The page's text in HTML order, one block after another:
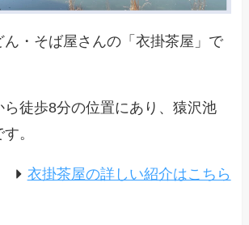
ん・そば屋さんの「衣掛茶屋」で
ら徒歩8分の位置にあり、猿沢池
。
衣掛茶屋の詳しい紹介はこちら